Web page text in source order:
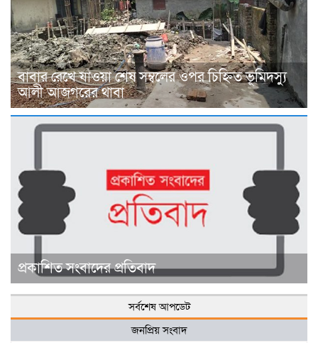
বাবার রেখে যাওয়া শেষ সম্বলের ওপর চিহ্নিত ভূমিদস্যু
আলী আজগরের থাবা
প্রকাশিত সংবাদের প্রতিবাদ
সর্বশেষ আপডেট
জনপ্রিয় সংবাদ